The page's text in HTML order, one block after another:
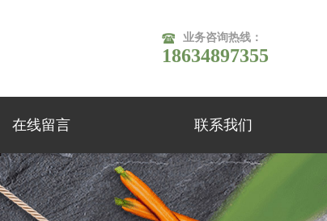
业务咨询热线：
18634897355
在线留言 联系我们